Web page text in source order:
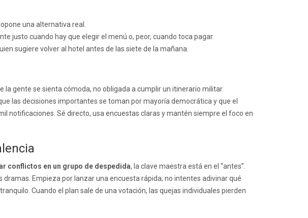
una alternativa real.
justo cuando hay que elegir el menú o, peor, cuando toca pagar.
sugiere volver al hotel antes de las siete de la mañana.
la gente se sienta cómoda, no obligada a cumplir un itinerario militar.
las decisiones importantes se toman por mayoría democrática y que el
notificaciones. Sé directo, usa encuestas claras y mantén siempre el foco en
conflictos en un grupo de despedida, la clave maestra está en el “antes”.
Empieza por lanzar una encuesta rápida; no intentes adivinar qué
Cuando el plan sale de una votación, las quejas individuales pierden